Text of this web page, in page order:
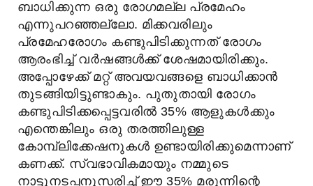
ബാധിക്കുന്ന ഒരു രോഗമല്ല പ്രമേഹം
എന്നുപറഞ്ഞല്ലോ. മിക്കവരിലും
പ്രമേഹരോഗം കണ്ടുപിടിക്കുന്നത് രോഗം
ആരംഭിച്ച് വർഷങ്ങൾക്ക് ശേഷമായിരിക്കും.
അപ്പോഴേക്ക് മറ്റ് അവയവങ്ങളെ ബാധിക്കാൻ
തുടങ്ങിയിട്ടുണ്ടാകും. പുതുതായി രോഗം
കണ്ടുപിടിക്കപ്പെട്ടവരിൽ 35% ആളുകൾക്കും
എന്തെങ്കിലും ഒരു തരത്തിലുള്ള
കോമ്പ്ലിക്കേഷനുകൾ ഉണ്ടായിരിക്കുമെന്നാണ്
കണക്ക്. സ്വഭാവികമായും നമ്മുടെ
നാട്ടുനടപ്പനുസരിച്ച് ഈ 35% മരുന്നിന്റെ